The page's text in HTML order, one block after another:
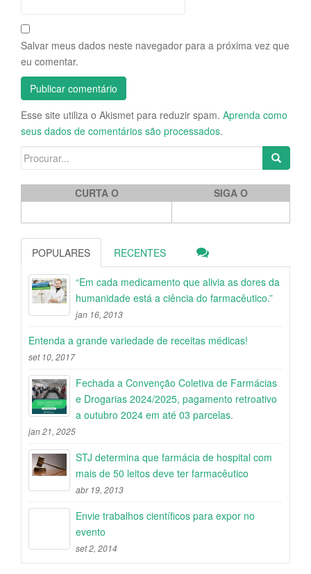
Salvar meus dados neste navegador para a próxima vez que
eu comentar.
Esse site utiliza o Akismet para reduzir spam. Aprenda como
seus dados de comentários são processados.
Search for:
CURTA O SIGA O
POPULARES RECENTES
“Em cada medicamento que alivia as dores da
humanidade está a ciência do farmacêutico.”
jan 16, 2013
Entenda a grande variedade de receitas médicas!
set 10, 2017
Fechada a Convenção Coletiva de Farmácias
e Drogarias 2024/2025, pagamento retroativo
a outubro 2024 em até 03 parcelas.
jan 21, 2025
STJ determina que farmácia de hospital com
mais de 50 leitos deve ter farmacêutico
abr 19, 2013
Envie trabalhos científicos para expor no
evento
set 2, 2014